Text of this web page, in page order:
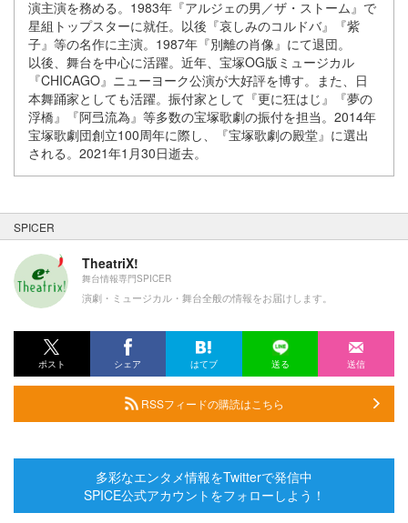
演主演を務める。1983年『アルジェの男／ザ・ストーム』で
星組トップスターに就任。以後『哀しみのコルドバ』『紫
子』等の名作に主演。1987年『別離の肖像』にて退団。
以後、舞台を中心に活躍。近年、宝塚OG版ミュージカル
『CHICAGO』ニューヨーク公演が大好評を博す。また、日
本舞踊家としても活躍。振付家として『更に狂はじ』『夢の
浮橋』『阿弖流為』等多数の宝塚歌劇の振付を担当。2014年
宝塚歌劇団創立100周年に際し、『宝塚歌劇の殿堂』に選出
される。2021年1月30日逝去。
SPICER
TheatriX!
舞台情報専門SPICER
演劇・ミュージカル・舞台全般の情報をお届けします。
ポスト シェア はてブ 送る 送信
RSSフィードの購読はこちら
多彩なエンタメ情報をTwitterで発信中
SPICE公式アカウントをフォローしよう！